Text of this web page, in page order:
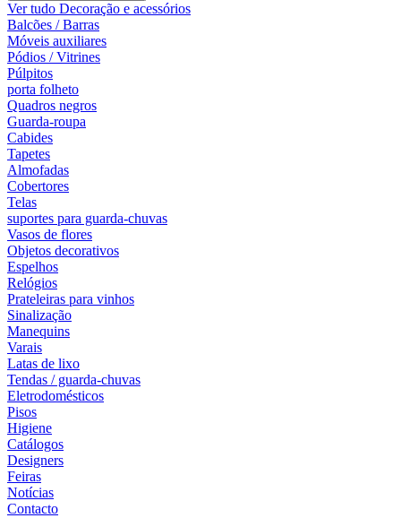
Ver tudo Decoração e acessórios
Balcões / Barras
Móveis auxiliares
Pódios / Vitrines
Púlpitos
porta folheto
Quadros negros
Guarda-roupa
Cabides
Tapetes
Almofadas
Cobertores
Telas
suportes para guarda-chuvas
Vasos de flores
Objetos decorativos
Espelhos
Relógios
Prateleiras para vinhos
Sinalização
Manequins
Varais
Latas de lixo
Tendas / guarda-chuvas
Eletrodomésticos
Pisos
Higiene
Catálogos
Designers
Feiras
Notícias
Contacto